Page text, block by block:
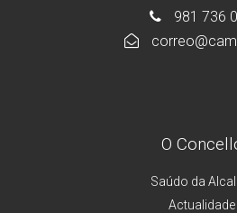
981 736
O
Saúdo da
Actualidade